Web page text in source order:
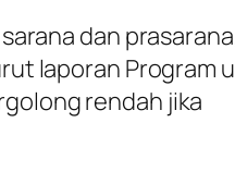
dan
laporan Program
rendah jika